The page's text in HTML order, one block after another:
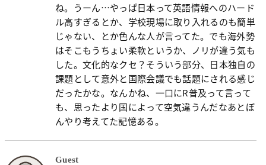
ね。うーん…やっぱ日本って英語情報へのハード
ル高すぎるとか、学校現場に取り入れるのも簡単
じゃない、とか色んな人が言ってた。でも海外勢
はそこもうちょい柔軟というか、ノリが違う気も
した。文化的なクセ？そういう部分、日本独自の
課題として意外と国際会議でも話題にされる感じ
だったかな。なんかね、一口にR普及って言って
も、思ったより国によって空気違うんだなあとぼ
んやり考えてた記憶ある。
Guest